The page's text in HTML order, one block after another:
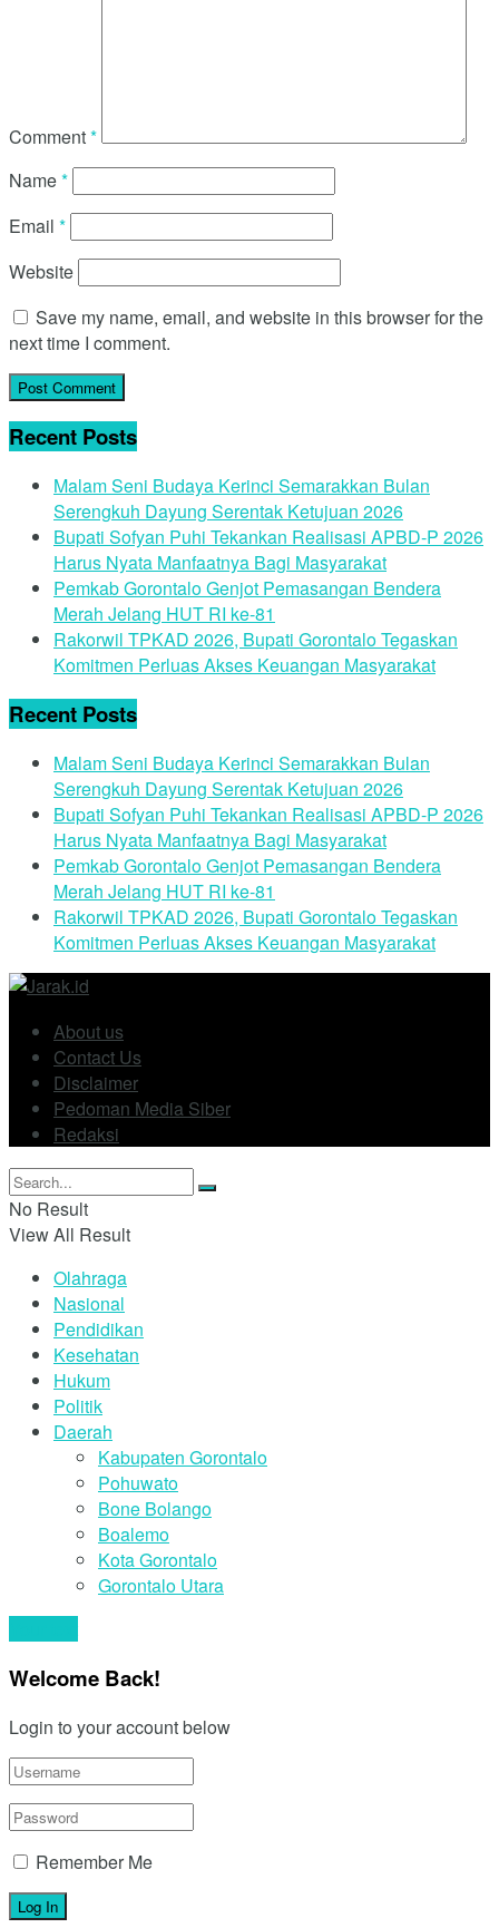
Comment*
Name*
Email *
Website
Save my name, email, and website in this browser for the
next time I comment.
Recent Posts
Malam Seni Budaya Kerinci Semarakkan Bulan
Serengkuh Dayung Serentak Ketujuan 2026
Bupati Sofyan Puhi Tekankan Realisasi APBD-P 2026
Harus Nyata Manfaatnya Bagi Masyarakat
Pemkab Gorontalo Genjot Pemasangan Bendera
Merah Jelang HUT RI ke-81
Rakorwil TPKAD 2026, Bupati Gorontalo Tegaskan
Komitmen Perluas Akses Keuangan Masyarakat
Recent Posts
Malam Seni Budaya Kerinci Semarakkan Bulan
Serengkuh Dayung Serentak Ketujuan 2026
Bupati Sofyan Puhi Tekankan Realisasi APBD-P 2026
Harus Nyata Manfaatnya Bagi Masyarakat
Pemkab Gorontalo Genjot Pemasangan Bendera
Merah Jelang HUT RI ke-81
Rakorwil TPKAD 2026, Bupati Gorontalo Tegaskan
Komitmen Perluas Akses Keuangan Masyarakat
About us
Contact Us
Disclaimer
Pedoman Media Siber
Redaksi
No Result
View All Result
Olahraga
Nasional
Pendidikan
Kesehatan
Hukum
Politik
Daerah
Kabupaten Gorontalo
Pohuwato
Bone Bolango
Boalemo
Kota Gorontalo
Gorontalo Utara
Welcome Back!
Login to your account below
Remember Me